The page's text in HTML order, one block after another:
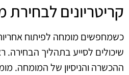
קריטריונים לבחירת
כשמחפשים מומחה לפיתוח
שיכולים לסייע בתהליך
ההכשרה והניסיון של המומחה.